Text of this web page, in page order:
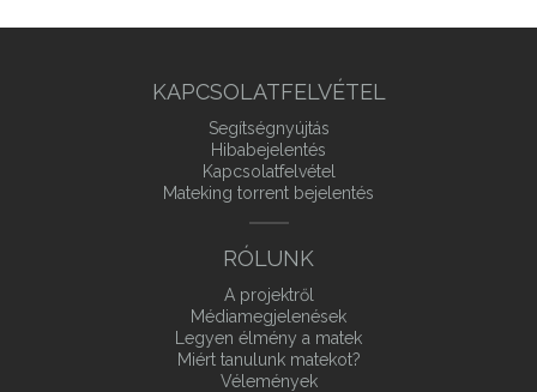
KAPCSOLATFELVÉTEL
Segítségnyújtás
Hibabejelentés
Kapcsolatfelvétel
Mateking torrent bejelentés
RÓLUNK
A projektről
Médiamegjelenések
Legyen élmény a matek
Miért tanulunk matekot?
Vélemények